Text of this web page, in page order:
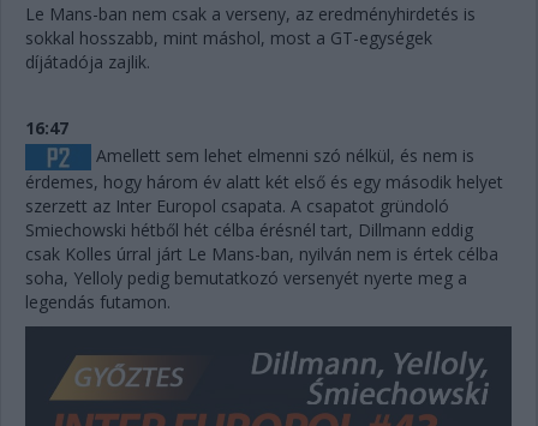
Le Mans-ban nem csak a verseny, az eredményhirdetés is
sokkal hosszabb, mint máshol, most a GT-egységek
díjátadója zajlik.
16:47
Amellett sem lehet elmenni szó nélkül, és nem is
érdemes, hogy három év alatt két első és egy második helyet
szerzett az Inter Europol csapata. A csapatot gründoló
Smiechowski hétből hét célba érésnél tart, Dillmann eddig
csak Kolles úrral járt Le Mans-ban, nyilván nem is értek célba
soha, Yelloly pedig bemutatkozó versenyét nyerte meg a
legendás futamon.